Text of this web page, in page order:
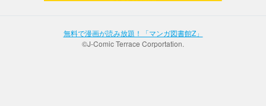
無料で漫画が読み放題！「マンガ図書館Z」
©J-Comic Terrace Corportation.